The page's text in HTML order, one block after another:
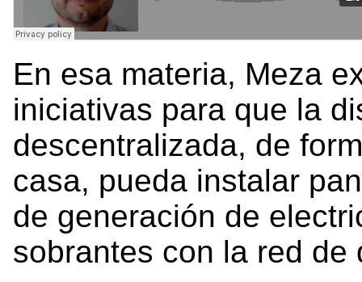
En esa materia, Meza
iniciativas para que la
descentralizada, de
casa, pueda instalar
de generación de
sobrantes con la red de